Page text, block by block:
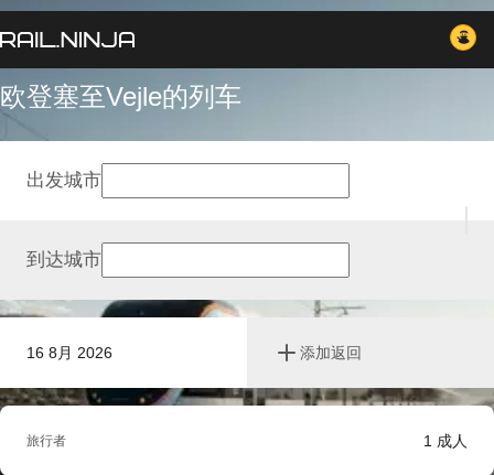
欧登塞至Vejle的列车
16 8月 2026 添加返回
出发城市
到达城市
旅行者 1 成人